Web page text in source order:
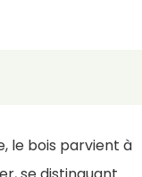
le bois parvient à